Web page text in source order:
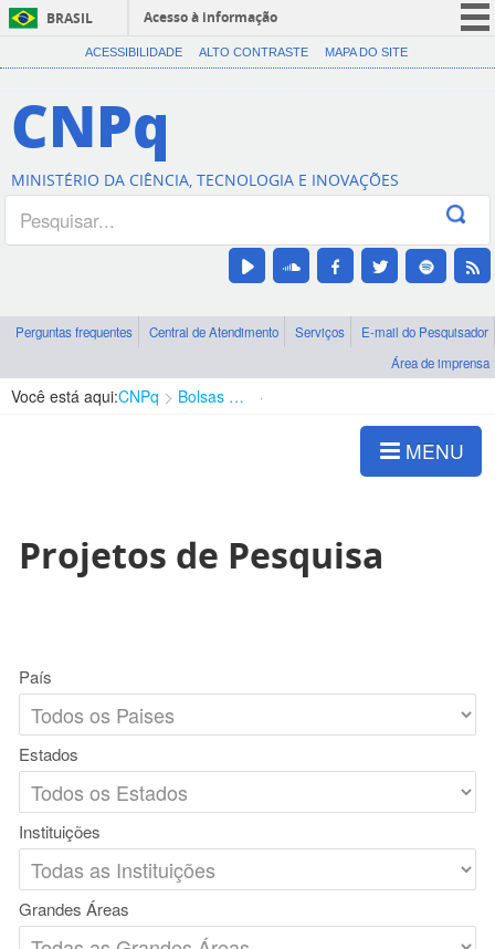
BRASIL
Acesso à informação
CORONAVÍRUS (COVID-19)
Canais
ACESSIBILIDADE ALTO CONTRASTE MAPA DO SITE
CNPq
MINISTÉRIO DA CIÊNCIA, TECNOLOGIA E INOVAÇÕES
Perguntas frequentes Central de Atendimento Serviços
E-mail do Pesquisador
Área de imprensa
Você está aqui:CNPq Bolsas e Auxílios Vigentes
MENU
Projetos de Pesquisa
País
Estados
Instituições
Grandes Áreas